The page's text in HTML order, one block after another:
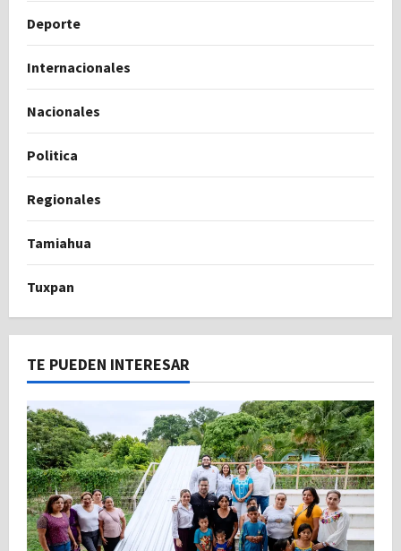
Deporte
Internacionales
Nacionales
Politica
Regionales
Tamiahua
Tuxpan
TE PUEDEN INTERESAR